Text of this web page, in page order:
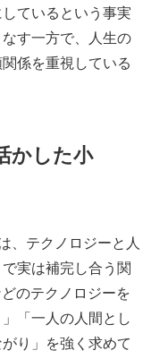
ているという事実
す一方で、人生の
係を重視している
かした小
、テクノロジーと人
実は補完し合う関
のテクノロジーを
「一人の人間とし
り」を強く求めて